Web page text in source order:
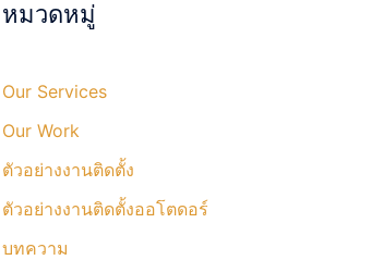
หมวดหมู่
Our Services
Our Work
ตัวอย่างงานติดตั้ง
ตัวอย่างงานติดตั้งออโตดอร์
บทความ